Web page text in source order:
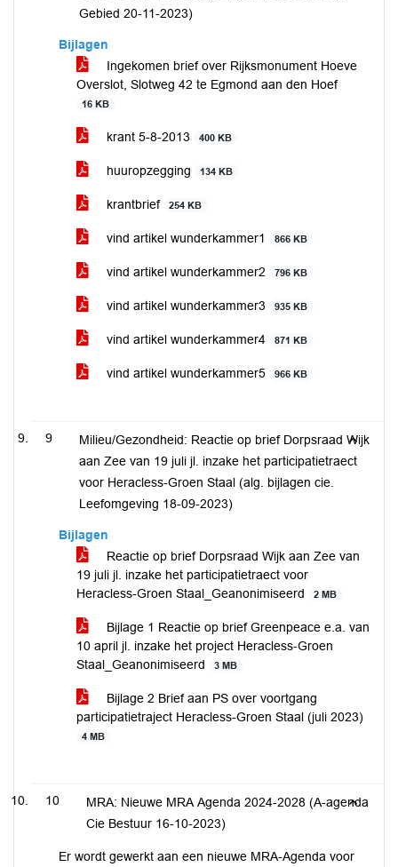
Gebied 20-11-2023)
Bijlagen
Ingekomen brief over Rijksmonument Hoeve
Overslot, Slotweg 42 te Egmond aan den Hoef
16 KB
krant 5-8-2013 400 KB
huuropzegging 134 KB
krantbrief 254 KB
vind artikel wunderkammer1 866 KB
vind artikel wunderkammer2 796 KB
vind artikel wunderkammer3 935 KB
vind artikel wunderkammer4 871 KB
vind artikel wunderkammer5 966 KB
9
Milieu/Gezondheid: Reactie op brief Dorpsraad Wijk
aan Zee van 19 juli jl. inzake het participatietraect
voor Heracless-Groen Staal (alg. bijlagen cie.
Leefomgeving 18-09-2023)
Bijlagen
Reactie op brief Dorpsraad Wijk aan Zee van
19 juli jl. inzake het participatietraect voor
Heracless-Groen Staal_Geanonimiseerd
2 MB
Bijlage 1 Reactie op brief Greenpeace e.a. van
10 april jl. inzake het project Heracless-Groen
Staal_Geanonimiseerd
3 MB
Bijlage 2 Brief aan PS over voortgang
participatietraject Heracless-Groen Staal (juli 2023)
4 MB
10
MRA: Nieuwe MRA Agenda 2024-2028 (A-agenda
Cie Bestuur 16-10-2023)
Er wordt gewerkt aan een nieuwe MRA-Agenda voor